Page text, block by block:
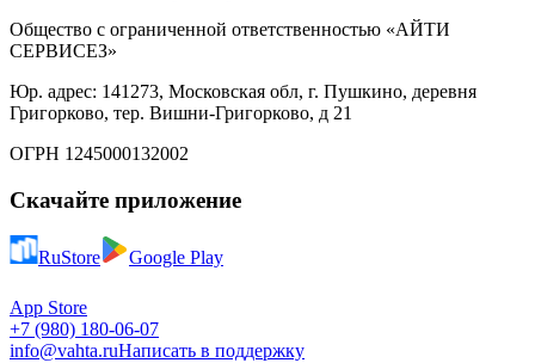
Общество с ограниченной ответственностью «АЙТИ
СЕРВИСЕЗ»
Юр. адрес: 141273, Московская обл, г. Пушкино, деревня
Григорково, тер. Вишни-Григорково, д 21
ОГРН 1245000132002
Скачайте приложение
RuStore Google Play
App Store
+7 (980) 180-06-07
info@vahta.ruНаписать в поддержку